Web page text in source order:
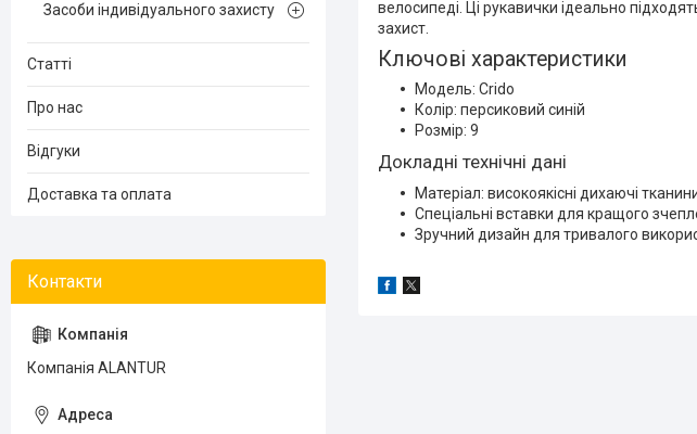
велосипеді. Ці рукавички ідеально
захист.
Ключові характеристики
Модель: Crido
Колір: персиковий синій
Розмір: 9
Докладні технічні дані
Матеріал: високоякісні дихаючі
Спеціальні вставки для кращого
Зручний дизайн для тривалого
Засоби індивідуального захисту
Статті
Про нас
Відгуки
Доставка та оплата
Компанія ALANTUR